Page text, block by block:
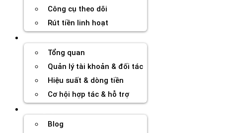
Công cụ theo dõi
Rút tiền linh hoạt
Tổng quan
Quản lý tài khoản & đối tác
Hiệu suất & dòng tiền
Cơ hội hợp tác & hỗ trợ
Blog